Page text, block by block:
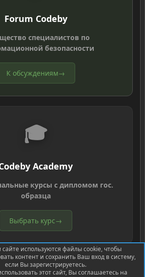
Forum Codeby
специалистов по
безопасности
К обсуждениям→
🎓
Academy
курсы с дипломом гос.
образца
Выбрать курс→
используются файлы cookie, чтобы
контент и сохранить Ваш вход в систему,
если Вы зарегистрируетесь.
этот сайт, Вы соглашаетесь на